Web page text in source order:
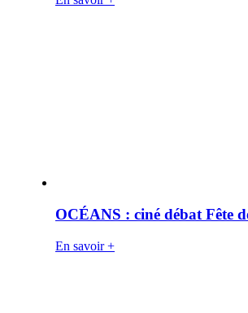
OCÉANS : ciné débat Fête
En savoir +